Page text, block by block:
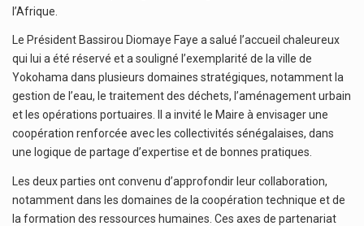
l’Afrique.
Le Président Bassirou Diomaye Faye a salué l’accueil chaleureux
qui lui a été réservé et a souligné l’exemplarité de la ville de
Yokohama dans plusieurs domaines stratégiques, notamment la
gestion de l’eau, le traitement des déchets, l’aménagement urbain
et les opérations portuaires. Il a invité le Maire à envisager une
coopération renforcée avec les collectivités sénégalaises, dans
une logique de partage d’expertise et de bonnes pratiques.
Les deux parties ont convenu d’approfondir leur collaboration,
notamment dans les domaines de la coopération technique et de
la formation des ressources humaines. Ces axes de partenariat